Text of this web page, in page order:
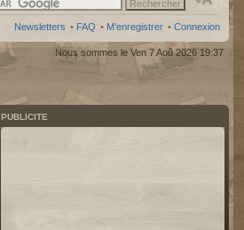
Newsletters • FAQ • M’enregistrer • Connexion
Nous sommes le Ven 7 Aoû 2026 19:37
PUBLICITE